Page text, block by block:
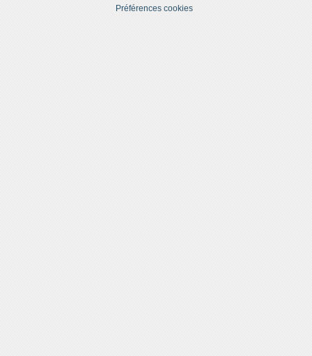
Préférences cookies